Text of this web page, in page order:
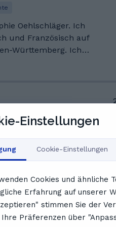
Oehlschläger. Ich
und Französisch auf
Württemberg. Ich
auch an einer Schule
geholfen
Deutsch und
meiner Liebe zur
ich mich fürs Reisen
Einstellungen
Cookie-Einstellungen
Cookies und ähnliche
Erfahrung auf unserer
stimmen Sie der
Ihre Präferenzen über